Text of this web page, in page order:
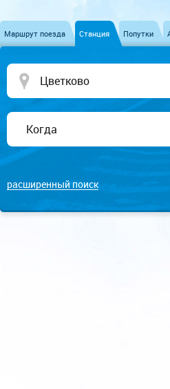
Маршрут поезда Станция Попутки
расширенный поиск